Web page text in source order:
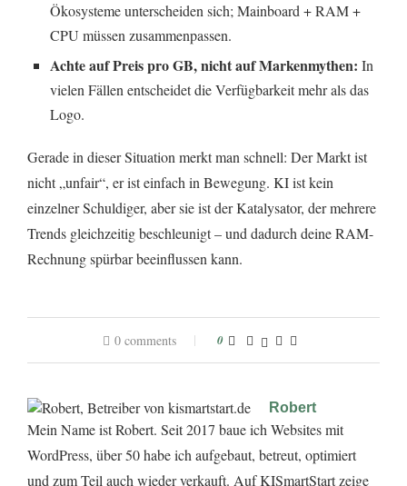
Ökosysteme unterscheiden sich; Mainboard + RAM +
CPU müssen zusammenpassen.
Achte auf Preis pro GB, nicht auf Markenmythen: In
vielen Fällen entscheidet die Verfügbarkeit mehr als das
Logo.
Gerade in dieser Situation merkt man schnell: Der Markt ist
nicht „unfair“, er ist einfach in Bewegung. KI ist kein
einzelner Schuldiger, aber sie ist der Katalysator, der mehrere
Trends gleichzeitig beschleunigt – und dadurch deine RAM-
Rechnung spürbar beeinflussen kann.
0 comments 0
Robert
Mein Name ist Robert. Seit 2017 baue ich Websites mit
WordPress, über 50 habe ich aufgebaut, betreut, optimiert
und zum Teil auch wieder verkauft. Auf KISmartStart zeige